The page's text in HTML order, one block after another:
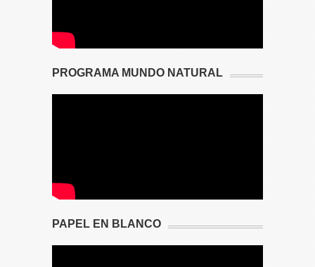
PROGRAMA MUNDO NATURAL
PAPEL EN BLANCO